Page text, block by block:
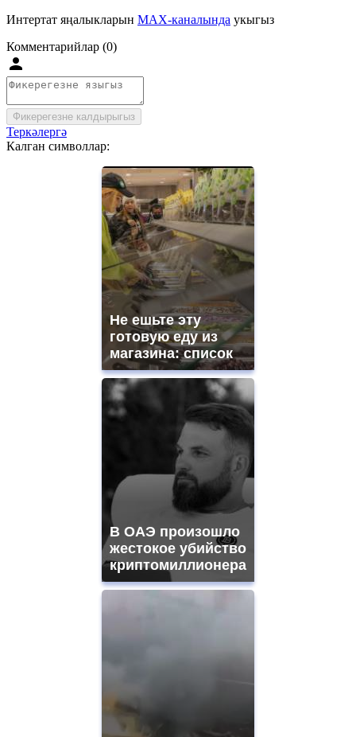
Интертат яңалыкларын MAX-каналында укыгыз
Комментарийлар (0)
Фикерегезне калдырыгыз
Теркәлергә
Калган символлар:
Не ешьте эту
готовую еду из
магазина: список
В ОАЭ произошло
жестокое убийство
криптомиллионера